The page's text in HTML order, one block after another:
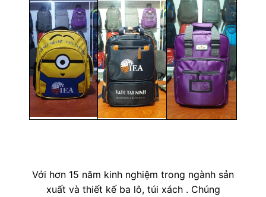
Với hơn 15 năm kinh nghiệm trong ngành sản
xuất và thiết kế ba lô, túi xách . Chúng